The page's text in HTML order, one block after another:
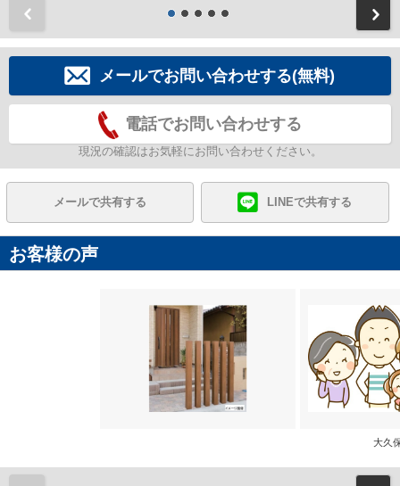
メールでお問い合わせする(無料)
電話でお問い合わせする
現況の確認はお気軽にお問い合わせください。
メールで共有する LINEで共有する
お客様の声
大